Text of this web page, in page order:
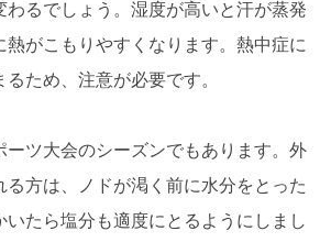
わるでしょう。湿度が高いと汗が蒸発
熱がこもりやすくなります。熱中症に
ため、注意が必要です。
ーツ大会のシーズンでもあります。外
る方は、ノドが渇く前に水分をとった
いたら塩分も適度にとるようにしまし